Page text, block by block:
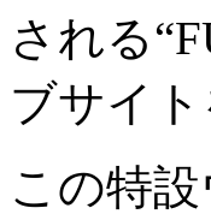
される
ブサイト
この特